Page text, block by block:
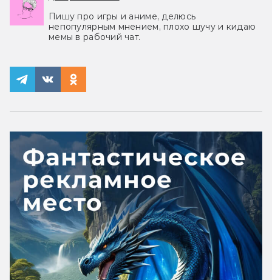
Пишу про игры и аниме, делюсь
непопулярным мнением, плохо шучу и кидаю
мемы в рабочий чат.